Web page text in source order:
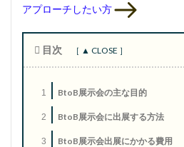
アプローチしたい方
目次
1 BtoB展示会の主な目的
2 BtoB展示会に出展する方法
3 BtoB展示会出展にかかる費用